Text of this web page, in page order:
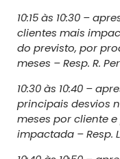
10:15 às 10:30 –
clientes mais
do previsto, por
meses – Resp. R.
10:30 às 10:40 –
principais desvios
meses por cliente
impactada – Resp.